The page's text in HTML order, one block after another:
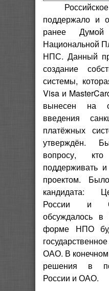
поддержало и
ранее Думой
Национальной
НПС. Данный
создание
системы,
Visa и
вынесен на
введения
платёжных
утверждён.
вопросу,
поддерживать
проектом.
кандидата:
России и
обсуждалось в
форме НПО
ОАО. В конечном
решения в
России и ОАО.